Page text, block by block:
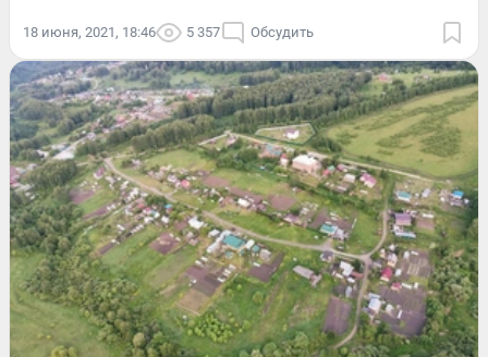
18 июня, 2021, 18:46 5 357 Обсудить